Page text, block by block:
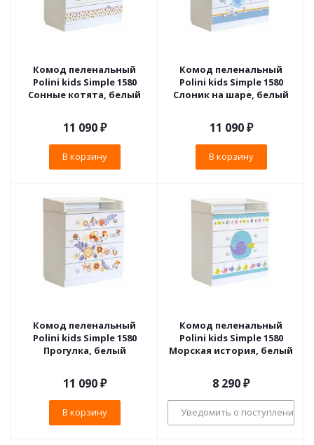
Комод пеленальный
Polini kids Simple 1580
Сонные котята, белый
11 090₽
В корзину
Комод пеленальный
Polini kids Simple 1580
Слоник на шаре, белый
11 090₽
В корзину
Комод пеленальный
Polini kids Simple 1580
Прогулка, белый
11 090₽
В корзину
Комод пеленальный
Polini kids Simple 1580
Морская история, белый
8 290₽
Уведомить о поступлении